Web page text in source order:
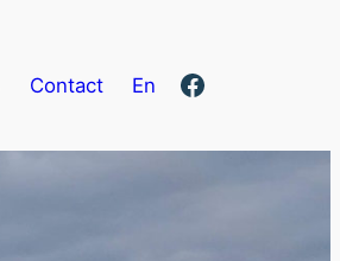
Contact En Facebook